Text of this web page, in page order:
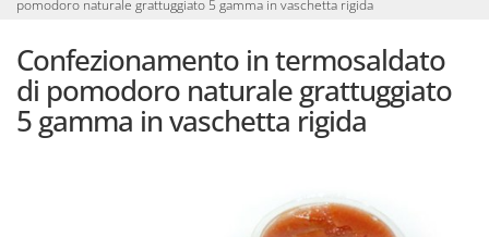
pomodoro naturale grattuggiato 5 gamma in vaschetta rigida
Confezionamento in termosaldato
di pomodoro naturale grattuggiato
5 gamma in vaschetta rigida